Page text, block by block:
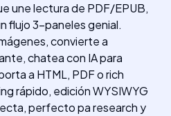
une lectura de PDF/EPUB,
flujo 3-paneles genial.
convierte a
chatea con IA para
a HTML, PDF o rich
rápido, edición WYSIWYG
perfecto pa research y